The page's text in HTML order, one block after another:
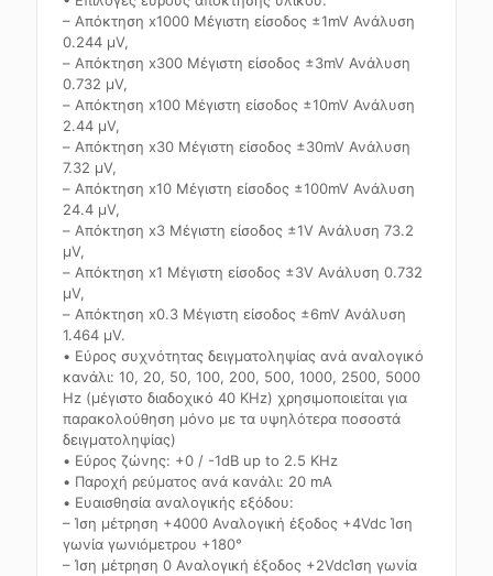
– Απόκτηση x1000 Μέγιστη είσοδος ±1mV Ανάλυση
0.244 µV,
– Απόκτηση x300 Μέγιστη είσοδος ±3mV Ανάλυση
0.732 µV,
– Απόκτηση x100 Μέγιστη είσοδος ±10mV Ανάλυση
2.44 µV,
– Απόκτηση x30 Μέγιστη είσοδος ±30mV Ανάλυση
7.32 µV,
– Απόκτηση x10 Μέγιστη είσοδος ±100mV Ανάλυση
24.4 µV,
– Απόκτηση x3 Μέγιστη είσοδος ±1V Ανάλυση 73.2
µV,
– Απόκτηση x1 Μέγιστη είσοδος ±3V Ανάλυση 0.732
µV,
– Απόκτηση x0.3 Μέγιστη είσοδος ±6mV Ανάλυση
1.464 µV.
• Εύρος συχνότητας δειγματοληψίας ανά αναλογικό
κανάλι: 10, 20, 50, 100, 200, 500, 1000, 2500, 5000
Hz (μέγιστο διαδοχικό 40 KHz) χρησιμοποιείται για
παρακολούθηση μόνο με τα υψηλότερα ποσοστά
δειγματοληψίας)
• Εύρος ζώνης: +0 / -1dB up to 2.5 KHz
• Παροχή ρεύματος ανά κανάλι: 20 mA
• Ευαισθησία αναλογικής εξόδου:
– Ίση μέτρηση +4000 Αναλογική έξοδος +4Vdc Ίση
γωνία γωνιόμετρου +180°
– Ίση μέτρηση 0 Αναλογική έξοδος +2VdcΊση γωνία